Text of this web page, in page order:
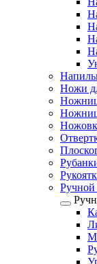
Ножи
Ручной